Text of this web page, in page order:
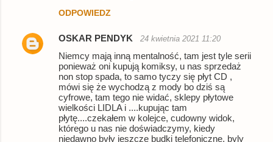
ODPOWIEDZ
OSKAR PENDYK 24 kwietnia 2021 11:20
Niemcy mają inną mentalność, tam jest tyle serii
ponieważ oni kupują komiksy, u nas sprzedaż
non stop spada, to samo tyczy się płyt CD ,
mówi się że wychodzą z mody bo dziś są
cyfrowe, tam tego nie widać, sklepy płytowe
wielkości LIDLA i ....kupując tam
płytę....czekałem w kolejce, cudowny widok,
którego u nas nie doświadczymy, kiedy
niedawno były jeszcze budki telefoniczne, byly